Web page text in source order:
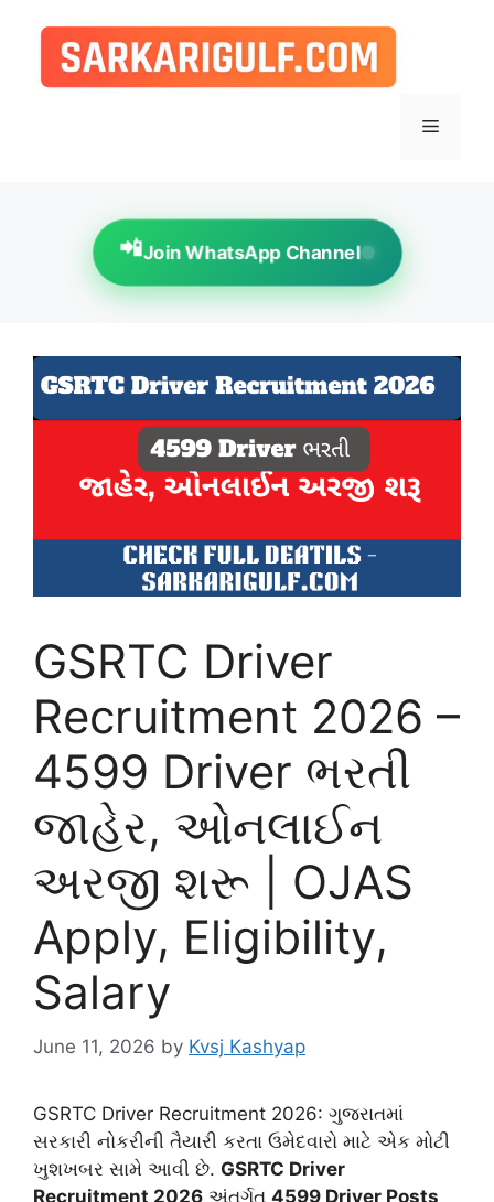
content
Menu
📲Join WhatsApp Channel
GSRTC Driver
Recruitment 2026 –
4599 Driver ભરતી
જાહેર, ઓનલાઈન
અરજી શરૂ | OJAS
Apply, Eligibility,
Salary
June 11, 2026 by Kvsj Kashyap
GSRTC Driver Recruitment 2026: ગુજરાતમાં
સરકારી નોકરીની તૈયારી કરતા ઉમેદવારો માટે એક મોટી
ખુશખબર સામે આવી છે. GSRTC Driver
Recruitment 2026 અંતર્ગત 4599 Driver Posts